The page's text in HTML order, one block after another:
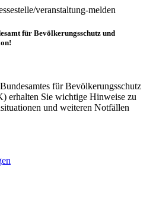
veranstaltung-melden
für Bevölkerungsschutz und
für Bevölkerungsschutz
erhalten Sie wichtige Hinweise zu
und weiteren Notfällen